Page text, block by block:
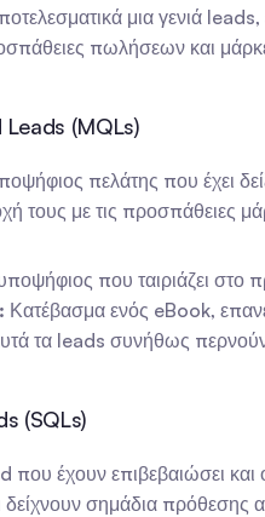
αποτελεσματικά μια γενιά
πωλήσεων και
(MQLs)
πελάτης που έχει
τους με τις προσπάθειες
που ταιριάζει στο
Κατέβασμα ενός eBook,
τα leads συνήθως
(SQLs)
που έχουν επιβεβαιώσει
δείχνουν σημάδια πρόθεσης